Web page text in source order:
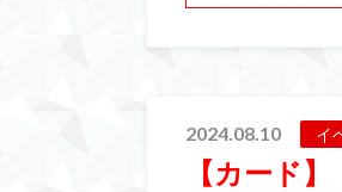
2024.08.10 イ
【カード